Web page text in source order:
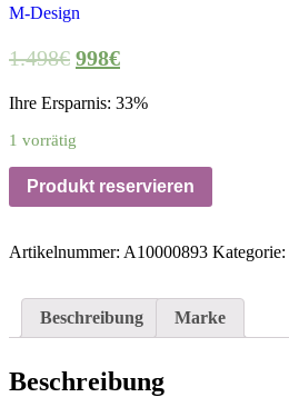
M-Design
1.498€ 998€
Ihre Ersparnis: 33%
1 vorrätig
Produkt reservieren
Artikelnummer: A10000893 Kategorie:
Beschreibung Marke
Beschreibung